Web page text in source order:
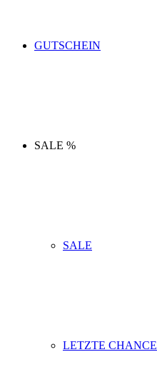
GUTSCHEIN
SALE %
SALE
LETZTE CHANCE